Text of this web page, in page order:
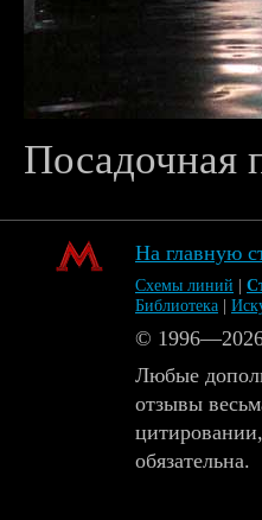
Посадочная
На главную
Схемы линий
Библиотека
©
Любые
отзывы
обязательна.